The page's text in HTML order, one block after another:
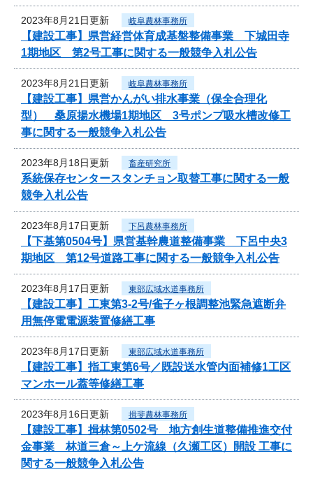
2023年8月21日更新 岐阜農林事務所
【建設工事】県営経営体育成基盤整備事業 下城田寺
1期地区 第2号工事に関する一般競争入札公告
2023年8月21日更新 岐阜農林事務所
【建設工事】県営かんがい排水事業（保全合理化
型） 桑原揚水機場1期地区 3号ポンプ吸水槽改修工
事に関する一般競争入札公告
2023年8月18日更新 畜産研究所
系統保存センタースタンチョン取替工事に関する一般
競争入札公告
2023年8月17日更新 下呂農林事務所
【下基第0504号】県営基幹農道整備事業 下呂中央3
期地区 第12号道路工事に関する一般競争入札公告
2023年8月17日更新 東部広域水道事務所
【建設工事】工東第3-2号/雀子ヶ根調整池緊急遮断弁
用無停電電源装置修繕工事
2023年8月17日更新 東部広域水道事務所
【建設工事】指工東第6号／既設送水管内面補修1工区
マンホール蓋等修繕工事
2023年8月16日更新 揖斐農林事務所
【建設工事】揖林第0502号 地方創生道整備推進交付
金事業 林道三倉～上ケ流線（久瀬工区）開設 工事に
関する一般競争入札公告